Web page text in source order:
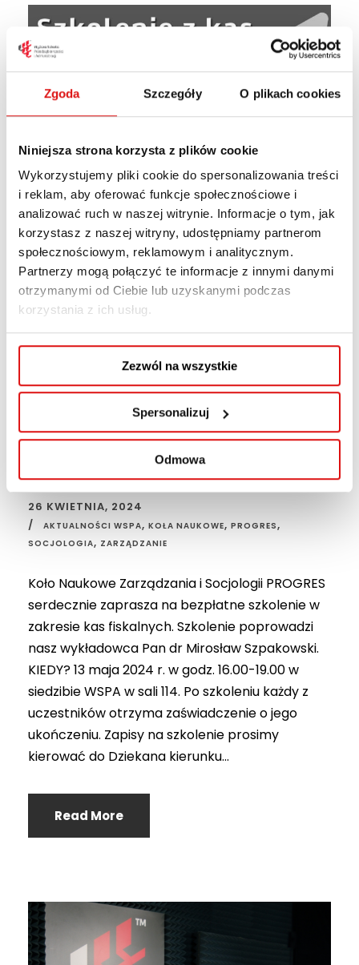
Zgoda Szczegóły O plikach cookies
Niniejsza strona korzysta z plików cookie
Wykorzystujemy pliki cookie do spersonalizowania treści
i reklam, aby oferować funkcje społecznościowe i
analizować ruch w naszej witrynie. Informacje o tym, jak
korzystasz z naszej witryny, udostępniamy partnerom
społecznościowym, reklamowym i analitycznym.
Partnerzy mogą połączyć te informacje z innymi danymi
otrzymanymi od Ciebie lub uzyskanymi podczas
korzystania z ich usług.
Zezwól na wszystkie
Spersonalizuj
Odmowa
Bezpłatne
szkolenie dla
studentów WSPA –
kasy fiskalne
26 KWIETNIA, 2024
AKTUALNOŚCI WSPA, KOŁA NAUKOWE, PROGRES,
SOCJOLOGIA, ZARZĄDZANIE
Koło Naukowe Zarządzania i Socjologii PROGRES
serdecznie zaprasza na bezpłatne szkolenie w
zakresie kas fiskalnych. Szkolenie poprowadzi
nasz wykładowca Pan dr Mirosław Szpakowski.
KIEDY? 13 maja 2024 r. w godz. 16.00-19.00 w
siedzibie WSPA w sali 114. Po szkoleniu każdy z
uczestników otrzyma zaświadczenie o jego
ukończeniu. Zapisy na szkolenie prosimy
kierować do Dziekana kierunku...
Read More